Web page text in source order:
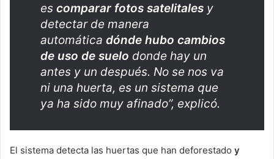
es comparar fotos satelitales y
detectar de manera
automática dónde hubo cambios
de uso de suelo donde hay un
antes y un después. No se nos va
ni una huerta, es un sistema que
ya ha sido muy afinado”, explicó.
El sistema detecta las huertas que han deforestado y